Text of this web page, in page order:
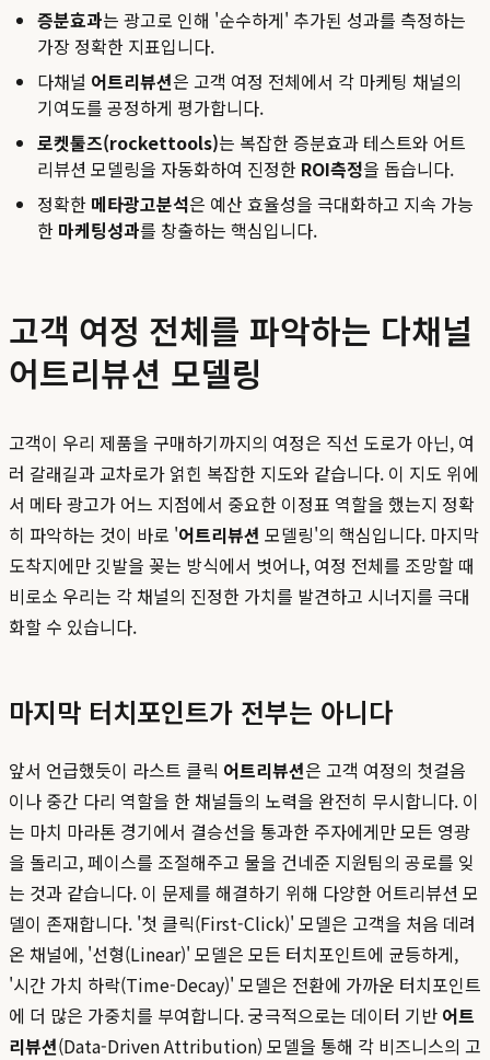
증분효과는 광고로 인해 '순수하게' 추가된 성과를 측정하는
가장 정확한 지표입니다.
다채널 어트리뷰션은 고객 여정 전체에서 각 마케팅 채널의
기여도를 공정하게 평가합니다.
로켓툴즈(rockettools)는 복잡한 증분효과 테스트와 어트
리뷰션 모델링을 자동화하여 진정한 ROI측정을 돕습니다.
정확한 메타광고분석은 예산 효율성을 극대화하고 지속 가능
한 마케팅성과를 창출하는 핵심입니다.
고객 여정 전체를 파악하는 다채널
어트리뷰션 모델링
고객이 우리 제품을 구매하기까지의 여정은 직선 도로가 아닌, 여
러 갈래길과 교차로가 얽힌 복잡한 지도와 같습니다. 이 지도 위에
서 메타 광고가 어느 지점에서 중요한 이정표 역할을 했는지 정확
히 파악하는 것이 바로 '어트리뷰션 모델링'의 핵심입니다. 마지막
도착지에만 깃발을 꽂는 방식에서 벗어나, 여정 전체를 조망할 때
비로소 우리는 각 채널의 진정한 가치를 발견하고 시너지를 극대
화할 수 있습니다.
마지막 터치포인트가 전부는 아니다
앞서 언급했듯이 라스트 클릭 어트리뷰션은 고객 여정의 첫걸음
이나 중간 다리 역할을 한 채널들의 노력을 완전히 무시합니다. 이
는 마치 마라톤 경기에서 결승선을 통과한 주자에게만 모든 영광
을 돌리고, 페이스를 조절해주고 물을 건네준 지원팀의 공로를 잊
는 것과 같습니다. 이 문제를 해결하기 위해 다양한 어트리뷰션 모
델이 존재합니다. '첫 클릭(First-Click)' 모델은 고객을 처음 데려
온 채널에, '선형(Linear)' 모델은 모든 터치포인트에 균등하게,
'시간 가치 하락(Time-Decay)' 모델은 전환에 가까운 터치포인트
에 더 많은 가중치를 부여합니다. 궁극적으로는 데이터 기반 어트
리뷰션(Data-Driven Attribution) 모델을 통해 각 비즈니스의 고